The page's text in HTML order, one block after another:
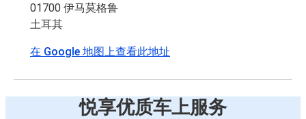
01700 伊马莫格鲁
土耳其
在 Google 地图上查看此地址
悦享优质车上服务